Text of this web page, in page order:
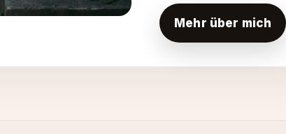
Mehr über mich